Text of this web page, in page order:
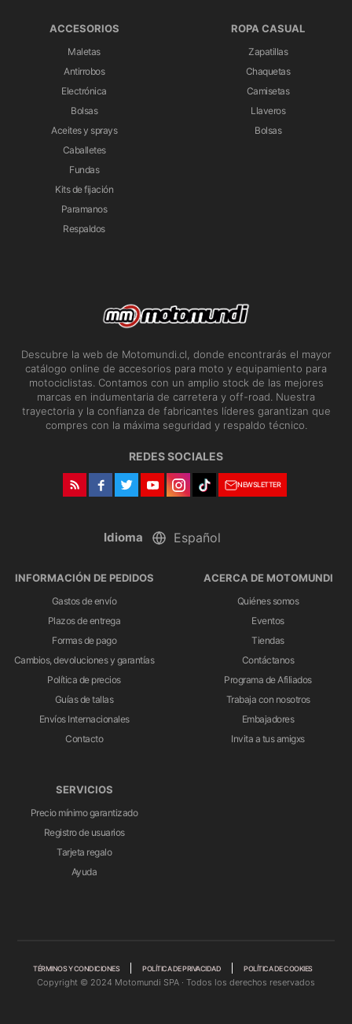
ACCESORIOS
Maletas
Antirrobos
Electrónica
Bolsas
Aceites y sprays
Caballetes
Fundas
Kits de fijación
Paramanos
Respaldos
ROPA CASUAL
Zapatillas
Chaquetas
Camisetas
Llaveros
Bolsas
Descubre la web de Motomundi.cl, donde encontrarás el mayor
catálogo online de accesorios para moto y equipamiento para
motociclistas. Contamos con un amplio stock de las mejores
marcas en indumentaria de carretera y off-road. Nuestra
trayectoria y la confianza de fabricantes líderes garantizan que
compres con la máxima seguridad y respaldo técnico.
REDES SOCIALES
NEWSLETTER
Idioma
INFORMACIÓN DE PEDIDOS
Gastos de envío
Plazos de entrega
Formas de pago
Cambios, devoluciones y garantías
Política de precios
Guías de tallas
Envíos Internacionales
Contacto
ACERCA DE MOTOMUNDI
Quiénes somos
Eventos
Tiendas
Contáctanos
Programa de Afiliados
Trabaja con nosotros
Embajadores
Invita a tus amigxs
SERVICIOS
Precio mínimo garantizado
Registro de usuarios
Tarjeta regalo
Ayuda
TÉRMINOS Y CONDICIONES POLÍTICA DE PRIVACIDAD POLÍTICA DE COOKIES
Copyright © 2024 Motomundi SPA · Todos los derechos reservados